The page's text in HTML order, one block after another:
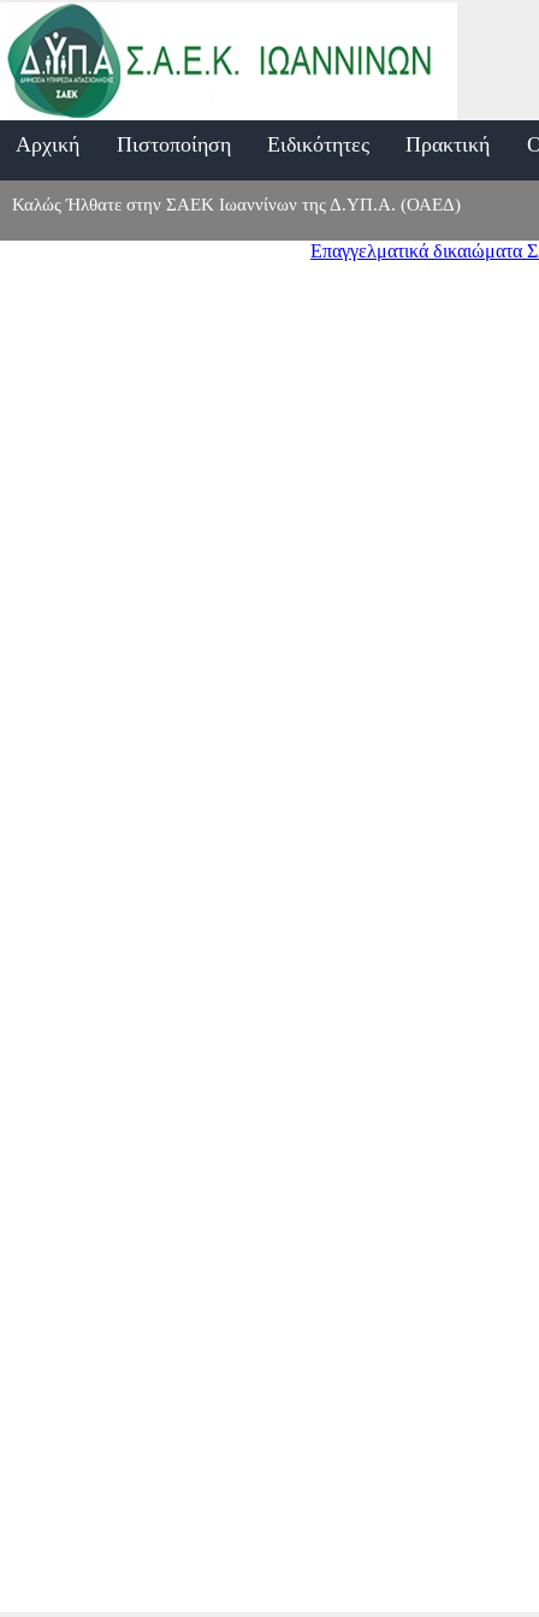
Aρχική Πιστοποίηση Ειδικότητες Πρακτική
Καλώς Ήλθατε στην ΣΑΕΚ Ιωαννίνων της Δ.ΥΠ.Α. (ΟΑΕΔ)
Επαγγελματικά